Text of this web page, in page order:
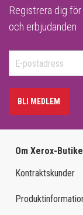
Registrera dig
och erbjudanden
BLI MEDLEM
Om Xerox-
Kontraktskunder